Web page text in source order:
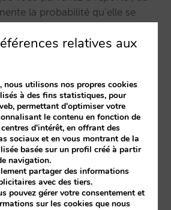
la probabilité qu’elle se
Booking Module de
impact sur la vente
relatives aux
nous utilisons nos propres cookies
à des fins statistiques, pour
permettant d'optimiser votre
le contenu en fonction de
d'intérêt, en offrant des
sociaux et en vous montrant de la
basée sur un profil créé à partir
navigation.
partager des informations
avec des tiers.
pouvez gérer votre consentement et
sur les cookies que nous